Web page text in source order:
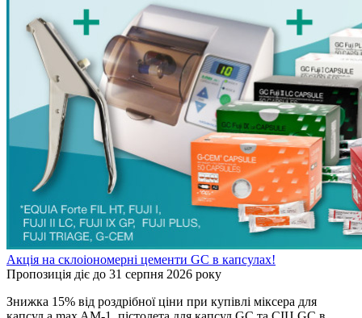
Акція на склоіономерні цементи GC в капсулах!
Пропозиція діє до 31 серпня 2026 року
Знижка 15% від роздрібної ціни при купівлі міксера для